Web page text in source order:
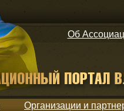
Об
Организации и